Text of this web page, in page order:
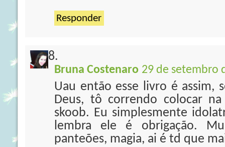
Responder
Bruna Costenaro 29 de setembro
Uau então esse livro é assim,
Deus, tô correndo colocar
skoob. Eu simplesmente
lembra ele é obrigação.
panteões, magia, ai é td que